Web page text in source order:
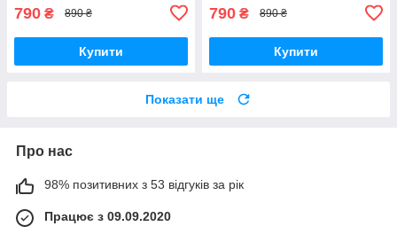
790 ₴ 890 ₴
Купити
790 ₴ 890 ₴
Купити
Показати ще
Про нас
98% позитивних з 53 відгуків за рік
Працює з 09.09.2020